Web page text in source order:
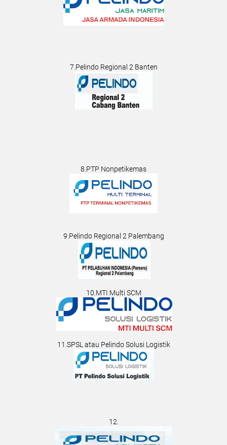
7.Pelindo Regional 2 Banten
8.PTP Nonpetikemas
9.Pelindo Regional 2 Palembang
10.MTI Multi SCM
11.SPSL atau Pelindo Solusi Logistik
12.